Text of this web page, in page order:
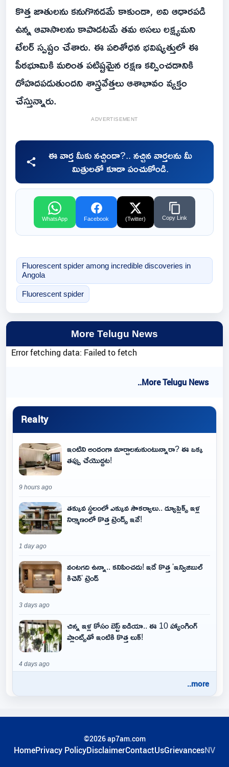
కొత్త జాతులను కనుగొనడమే కాకుండా, అవి ఆధారపడి
ఉన్న ఆవాసాలను కాపాడటమే తమ అసలు లక్ష్యమని
టేలర్ స్పష్టం చేశారు. ఈ పరిశోధన భవిష్యత్తులో ఈ
పీఠభూమికి మరింత పటిష్టమైన రక్షణ కల్పించడానికి
దోహదపడుతుందని శాస్త్రవేత్తలు ఆశాభావం వ్యక్తం
చేస్తున్నారు.
ADVERTISEMENT
ఈ వార్త మీకు నచ్చిందా?.. నచ్చిన వార్తలను మీ
మిత్రులతో కూడా పంచుకోండి.
WhatsApp Facebook (Twitter) Copy Link
Fluorescent spider among incredible discoveries in
Angola
Fluorescent spider
More Telugu News
Error fetching data: Failed to fetch
..More Telugu News
Realty
ఇంటిని అందంగా మార్చాలనుకుంటున్నారా? ఈ ఒక్క
తప్పు చేయొద్దట!
9 hours ago
తక్కువ స్థలంలో ఎక్కువ సౌకర్యాలు.. డ్యూప్లెక్స్ ఇళ్ల
నిర్మాణంలో కొత్త ట్రెండ్స్ ఇవే!
1 day ago
వంటగది ఉన్నా.. కనిపించదు! ఇదే కొత్త 'ఇన్విజిబుల్
కిచెన్' ట్రెండ్
3 days ago
చిన్న ఇళ్ల కోసం బెస్ట్ ఐడియా.. ఈ 10 హ్యాంగింగ్
ప్లాంట్స్‌తో ఇంటికి కొత్త లుక్!
4 days ago
..more
©2026 ap7am.com
HomePrivacy PolicyDisclaimerContactUsGrievancesNV